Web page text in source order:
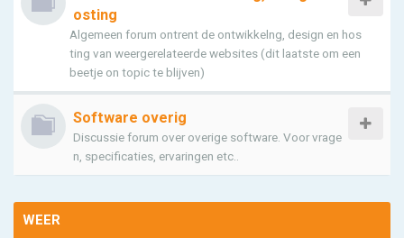
osting
Algemeen forum ontrent de ontwikkelng, design en hos
ting van weergerelateerde websites (dit laatste om een
beetje on topic te blijven)
Software overig
Discussie forum over overige software. Voor vrage
n, specificaties, ervaringen etc..
WEER